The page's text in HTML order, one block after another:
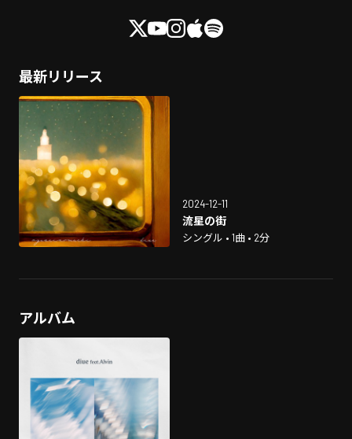
最新リリース
2024-12-11
流星の街
シングル • 1曲 • 2分
アルバム